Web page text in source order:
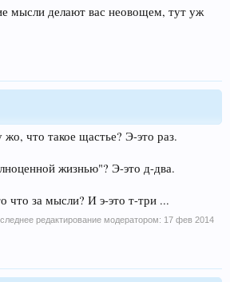
мысли делают вас неовощем, тут уж
что такое щастье? Э-это раз.
жизнью"? Э-это д-два.
что за мысли? И э-это т-три ...
редактирование модератором: 17 фев 2014